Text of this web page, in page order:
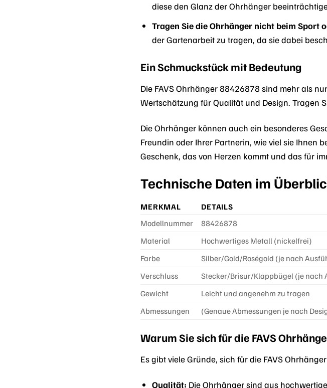
diese den Glanz der Ohrhänger
Tragen Sie die Ohrhänger nicht beim Sport
der Gartenarbeit zu tragen, da sie dabei
Ein Schmuckstück mit Bedeutung
Die FAVS Ohrhänger 88426878 sind mehr als
Wertschätzung für Qualität und Design. Tragen
Die Ohrhänger können auch ein besonderes
Freundin oder Ihrer Partnerin, wie viel sie Ihnen
Geschenk, das von Herzen kommt und das für
Technische Daten im
MERKMAL
DETAILS
Modellnummer
88426878
Material
Hochwertiges Metall (nickelfrei)
Farbe
Silber/Gold/Roségold (je nach
Verschluss
Stecker/Brisur/Klappbügel (je nach
Gewicht
Leicht und angenehm zu tragen
Abmessungen
(Genaue Abmessungen je nach
Warum Sie sich für die FAVS
Es gibt viele Gründe, sich für die FAVS
Qualität: Die Ohrhänger sind aus